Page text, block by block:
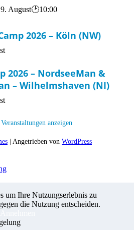
9. August🕑10:00
2026 – Köln (NW)
2026 – NordseeMan &
– Wilhelmshaven (NI)
anzeigen
| Angetrieben von WordPress
um Ihre Nutzungserlebnis zu
die Nutzung entscheiden.